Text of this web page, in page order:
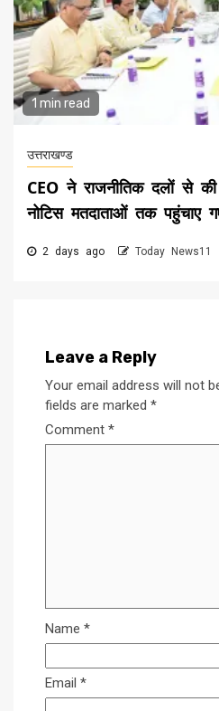
1 min read
उत्तराखण्ड
CEO ने राजनीतिक दलों से
नोटिस मतदाताओं तक पहुंचाए
2 days ago Today News11
Leave a Reply
Your email address will not
fields are marked *
Comment *
Name *
Email *